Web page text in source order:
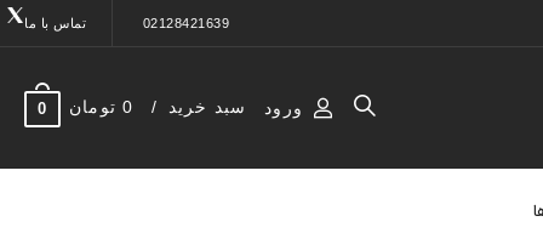
02128421639 تماس با ما
ورود سبد خرید 0 تومان 0